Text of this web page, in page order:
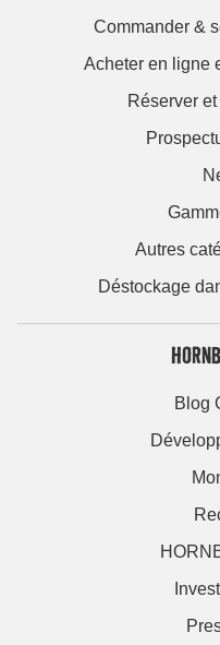
Commander &
Acheter en ligne
Réserver
Autres
Déstockage
Blog